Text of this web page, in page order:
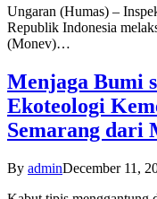
Ungaran (Humas) –
Republik Indonesia
(Monev)…
Menjaga Bumi
Ekoteologi
Semarang dari
By adminDecember 11,